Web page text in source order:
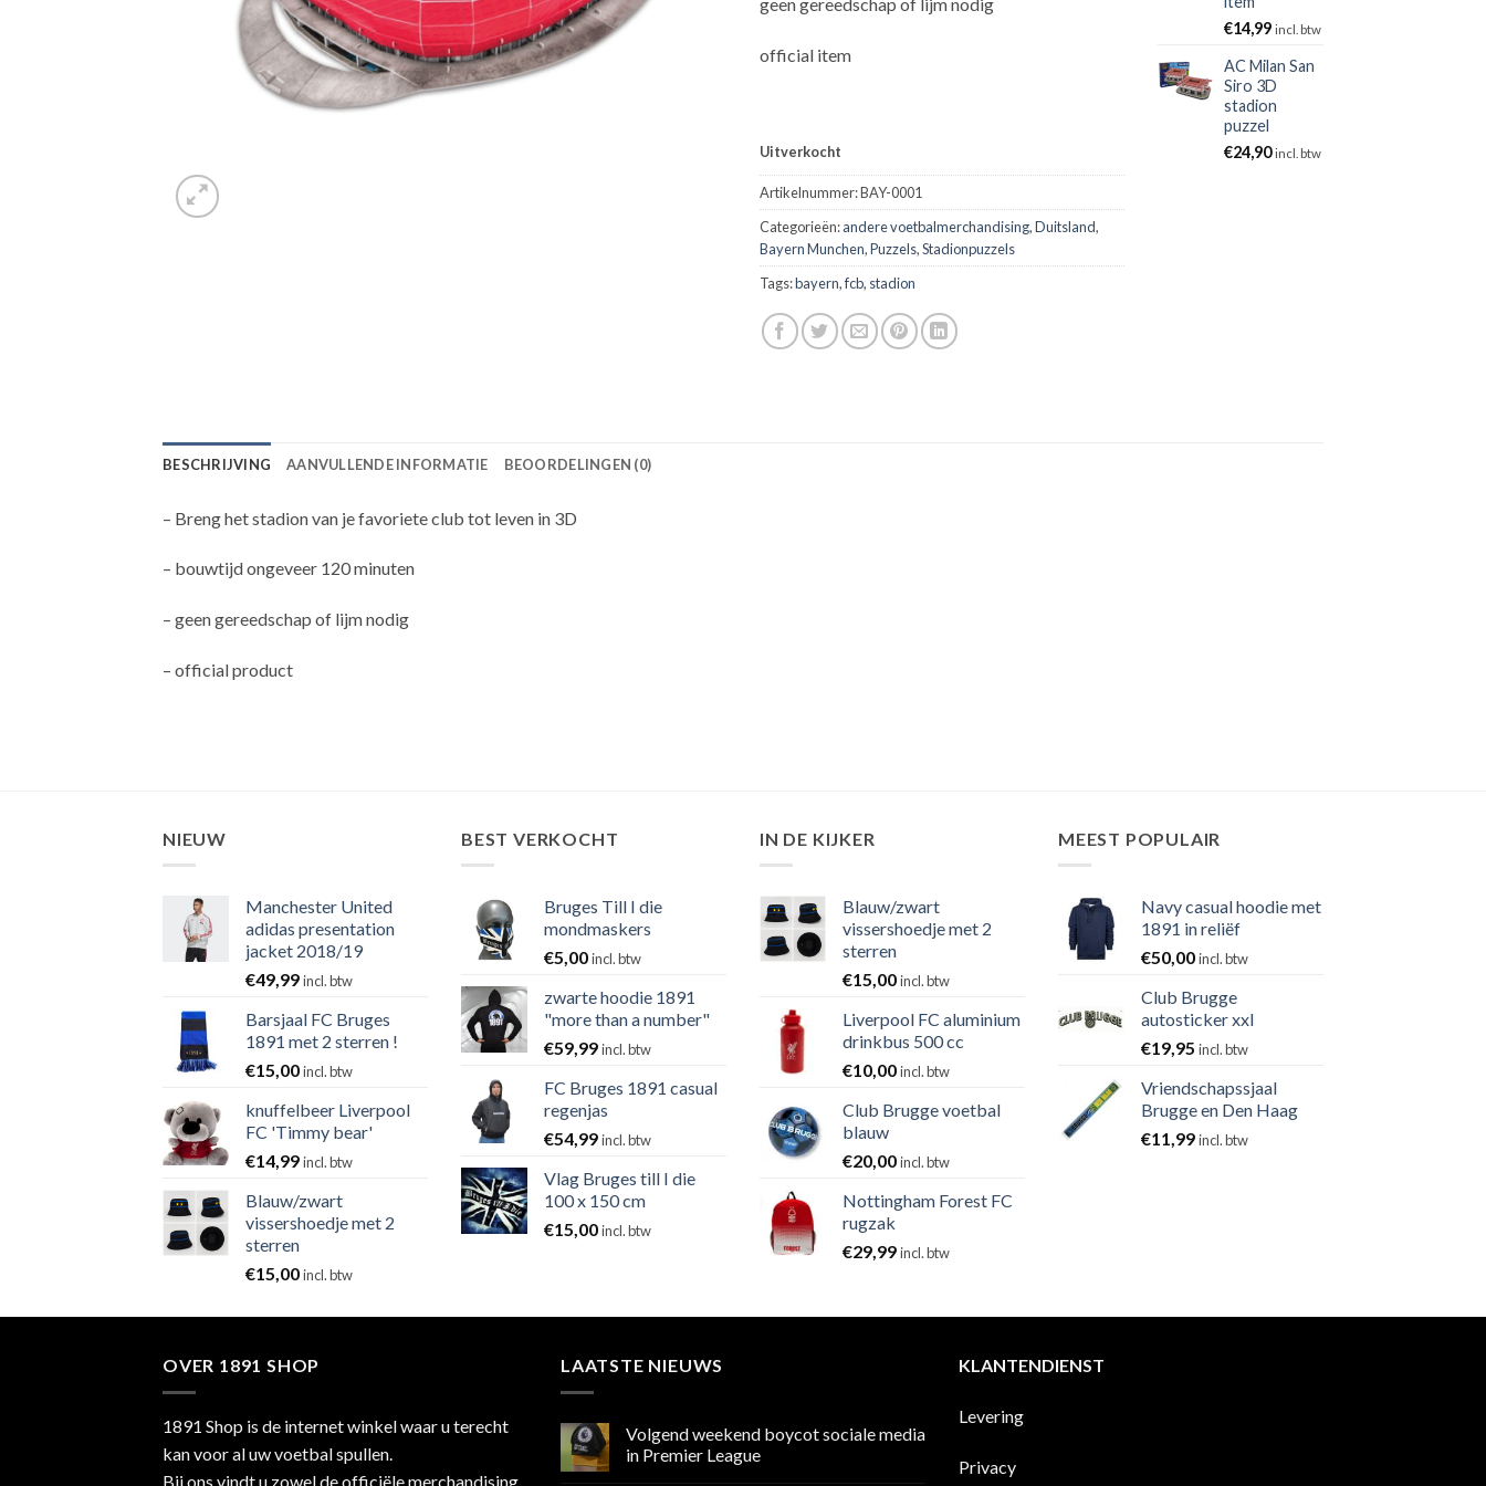
geen gereedschap of lijm nodig
official item
Uitverkocht
Artikelnummer:BAY-0001
Categorieën:andere voetbalmerchandising,Duitsland,
Bayern Munchen,Puzzels,Stadionpuzzels
Tags:bayern,fcb, stadion
€14,99 incl. btw
AC Milan San
Siro 3D
stadion
puzzel
€24,90 incl. btw
BESCHRIJVING AANVULLENDE INFORMATIE BEOORDELINGEN (0)
– Breng het stadion van je favoriete club tot leven in 3D
– bouwtijd ongeveer 120 minuten
– geen gereedschap of lijm nodig
– official product
NIEUW
Manchester United
adidas presentation
jacket 2018/19
€49,99incl. btw
Barsjaal FC Bruges
1891 met 2 sterren !
€15,00incl. btw
knuffelbeer Liverpool
FC 'Timmy bear'
€14,99incl. btw
Blauw/zwart
vissershoedje met 2
sterren
€15,00incl. btw
BEST VERKOCHT
Bruges Till I die
mondmaskers
€5,00incl. btw
zwarte hoodie 1891
"more than a number"
€59,99incl. btw
FC Bruges 1891 casual
regenjas
€54,99incl. btw
Vlag Bruges till I die
100 x 150 cm
€15,00incl. btw
IN DE KIJKER
Blauw/zwart
vissershoedje met 2
sterren
€15,00incl. btw
Liverpool FC aluminium
drinkbus 500 cc
€10,00incl. btw
Club Brugge voetbal
blauw
€20,00incl. btw
Nottingham Forest FC
rugzak
€29,99incl. btw
MEEST POPULAIR
Navy casual hoodie met
1891 in reliëf
€50,00incl. btw
Club Brugge
autosticker xxl
€19,95 incl. btw
Vriendschapssjaal
Brugge en Den Haag
€11,99incl. btw
OVER 1891 SHOP
1891 Shop is de internet winkel waar u terecht
kan voor al uw voetbal spullen.
Bij ons vindt u zowel de officiële merchandising
LAATSTE NIEUWS
Volgend weekend boycot sociale media
in Premier League
KLANTENDIENST
Levering
Privacy